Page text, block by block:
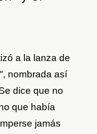
a la lanza de
nombrada así
dice que no
que había
jamás